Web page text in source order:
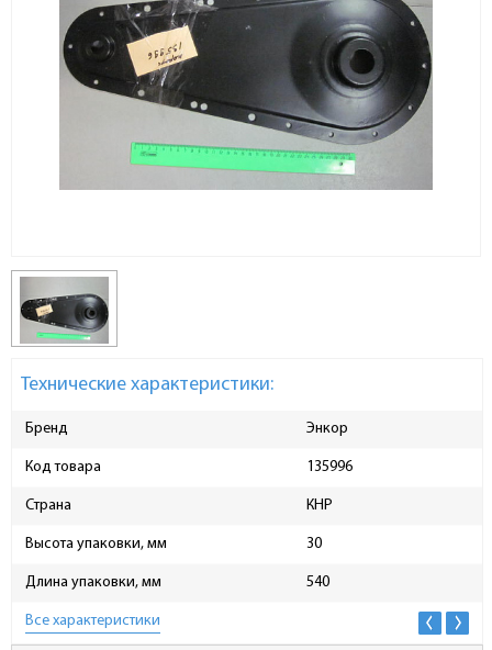
Технические характеристики:
Бренд Энкор
Код товара 135996
Страна КНР
Высота упаковки, мм 30
Длина упаковки, мм 540
Все характеристики